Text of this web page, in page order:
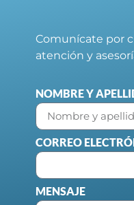
Comunícate por
atención y
NOMBRE Y
CORREO
MENSAJE